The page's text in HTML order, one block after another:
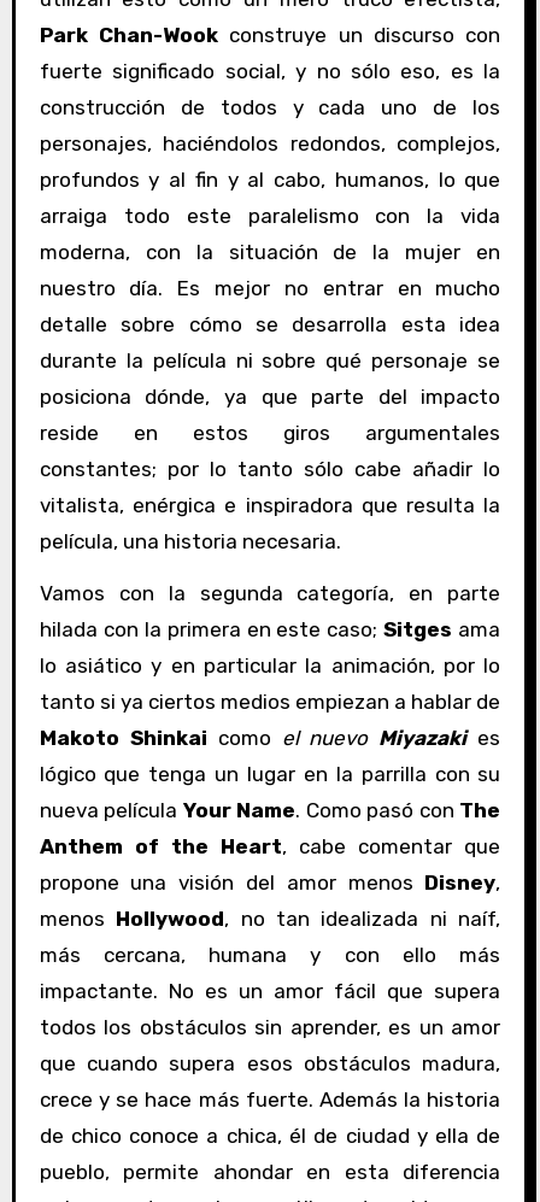
Park Chan-Wookconstruye un discurso con
fuerte significado social, y no sólo eso, es la
construcción de todos y cada uno de los
personajes, haciéndolos redondos, complejos,
profundos y al fin y al cabo, humanos, lo que
arraiga todo este paralelismo con la vida
moderna, con la situación de la mujer en
nuestro día. Es mejor no entrar en mucho
detalle sobre cómo se desarrolla esta idea
durante la película ni sobre qué personaje se
posiciona dónde, ya que parte del impacto
reside en estos giros argumentales
constantes; por lo tanto sólo cabe añadir lo
vitalista, enérgica e inspiradora que resulta la
película, una historia necesaria.
Vamos con la segunda categoría, en parte
hilada con la primera en este caso;Sitges ama
lo asiático y en particular la animación, por lo
tanto si ya ciertos medios empiezan a hablar de
Makoto Shinkai como el nuevo Miyazakies
lógico que tenga un lugar en la parrilla con su
nueva película Your Name. Como pasó con The
Anthem of the Heart, cabe comentar que
propone una visión del amor menos Disney,
menos Hollywood, no tan idealizada ni naíf,
más cercana, humana y con ello más
impactante. No es un amor fácil que supera
todos los obstáculos sin aprender, es un amor
que cuando supera esos obstáculos madura,
crece y se hace más fuerte. Además la historia
de chico conoce a chica, él de ciudad y ella de
pueblo, permite ahondar en esta diferencia